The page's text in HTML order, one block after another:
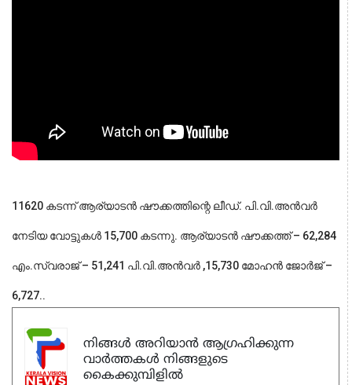
11620 കടന്ന് ആര്യാടൻ ഷൗക്കത്തിന്റെ ലീഡ്. പി.വി.അൻവർ
നേടിയ വോട്ടുകൾ 15,700 കടന്നു. ആര്യാടൻ ഷൗക്കത്ത് – 62,284
എം.സ്വരാജ് – 51,241 പി.വി.അൻവർ ,15,730 മോഹൻ ജോർജ് –
6,727..
നിങ്ങൾ അറിയാൻ ആഗ്രഹിക്കുന്ന
വാർത്തകൾ നിങ്ങളുടെ
കൈക്കുമ്പിളിൽ